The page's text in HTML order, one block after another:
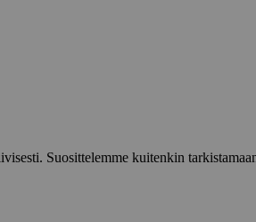
Suosittelemme kuitenkin